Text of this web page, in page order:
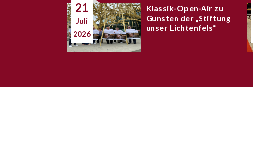
21
Juli
2026
Klassik-Open-Air zu
Gunsten der „Stiftung
unser Lichtenfels“